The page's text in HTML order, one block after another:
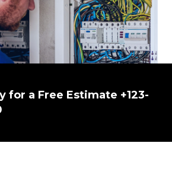
for a Free Estimate +123-